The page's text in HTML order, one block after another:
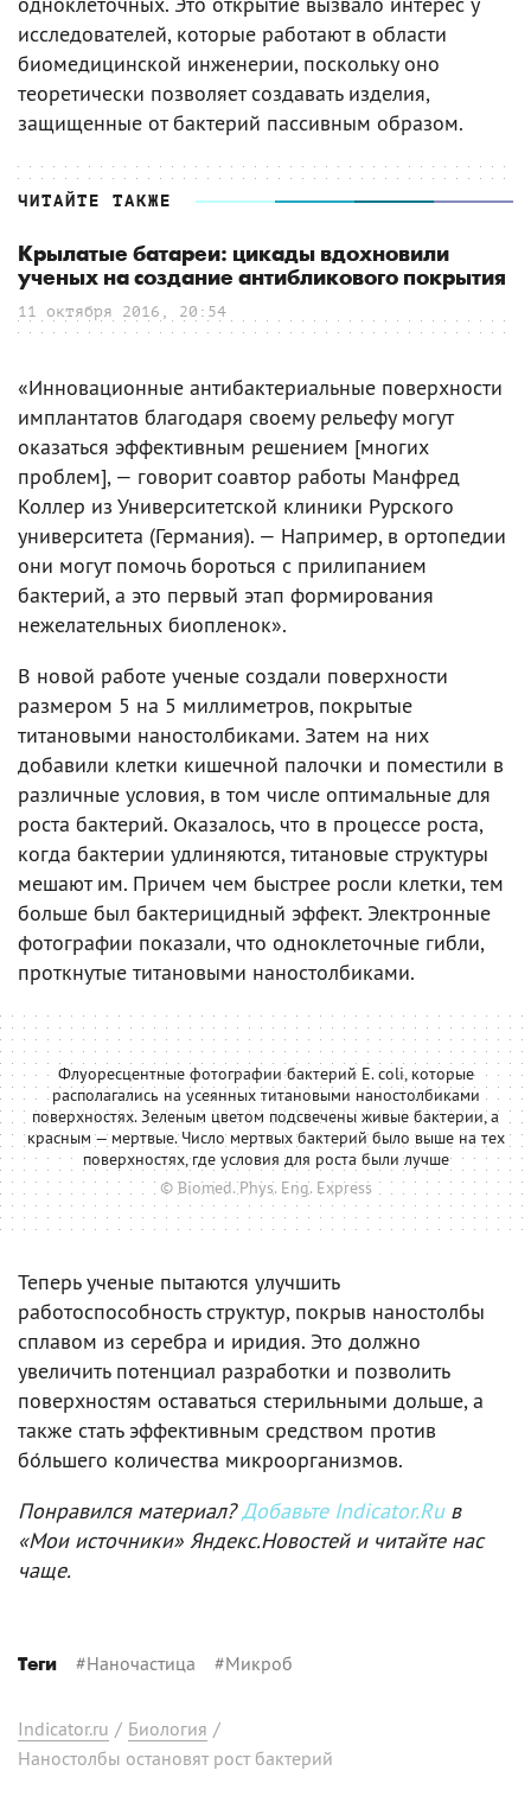
исследователей, которые работают в области
биомедицинской инженерии, поскольку оно
теоретически позволяет создавать изделия,
защищенные от бактерий пассивным образом.
ЧИТАЙТЕ ТАКЖЕ
Крылатые батареи: цикады вдохновили
ученых на создание антибликового покрытия
11 октября 2016, 20:54
«Инновационные антибактериальные поверхности
имплантатов благодаря своему рельефу могут
оказаться эффективным решением [многих
проблем], — говорит соавтор работы Манфред
Коллер из Университетской клиники Рурского
университета (Германия). — Например, в ортопедии
они могут помочь бороться с прилипанием
бактерий, а это первый этап формирования
нежелательных биопленок».
В новой работе ученые создали поверхности
размером 5 на 5 миллиметров, покрытые
титановыми наностолбиками. Затем на них
добавили клетки кишечной палочки и поместили в
различные условия, в том числе оптимальные для
роста бактерий. Оказалось, что в процессе роста,
когда бактерии удлиняются, титановые структуры
мешают им. Причем чем быстрее росли клетки, тем
больше был бактерицидный эффект. Электронные
фотографии показали, что одноклеточные гибли,
проткнутые титановыми наностолбиками.
Флуоресцентные фотографии бактерий E. coli, которые
располагались на усеянных титановыми наностолбиками
поверхностях. Зеленым цветом подсвечены живые бактерии, а
красным — мертвые. Число мертвых бактерий было выше на тех
поверхностях, где условия для роста были лучше
© Biomed. Phys. Eng. Express
Теперь ученые пытаются улучшить
работоспособность структур, покрыв наностолбы
сплавом из серебра и иридия. Это должно
увеличить потенциал разработки и позволить
поверхностям оставаться стерильными дольше, а
также стать эффективным средством против
бо́льшего количества микроорганизмов.
Понравился материал?Добавьте Indicator.Ruв
«Мои источники» Яндекс.Новостей и читайте нас
чаще.
Теги #Наночастица #Микроб
Indicator.ru / Биология /
Наностолбы остановят рост бактерий